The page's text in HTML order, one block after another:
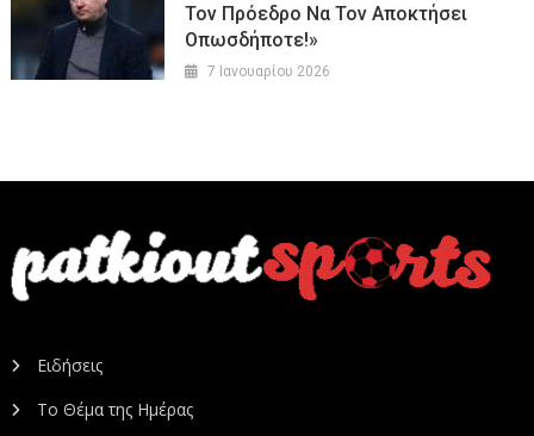
Τον Πρόεδρο Να Τον Αποκτήσει
Οπωσδήποτε!»
7 Ιανουαρίου 2026
Ειδήσεις
Το Θέμα της Ημέρας